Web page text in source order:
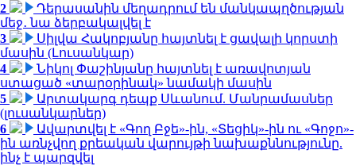
2
Դերասանին մեղադրում են մանկապղծության
մեջ․ նա ձերբակալվել է
3
Սիլվա Հակոբյանը հայտնել է ցավալի կորստի
մասին (Լուսանկար)
4
Նիկոլ Փաշինյանը հայտնել է առավոտյան
ստացած «տարօրինակ» նամակի մասին
5
Արտակարգ դեպք Սևանում. Մանրամասներ
(լուսանկարներ)
6
Ավարտվել է «Գող Բջե»-ին, «Տեցիկ»-ին ու «Գոջո»-
ին առնչվող քրեական վարույթի նախաքննությունը.
ինչ է պարզվել